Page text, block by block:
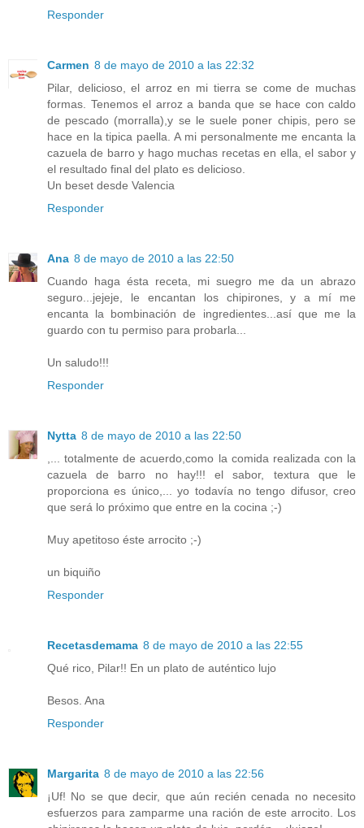
Responder
Carmen 8 de mayo de 2010 a las 22:32
Pilar, delicioso, el arroz en mi tierra se come de muchas
formas. Tenemos el arroz a banda que se hace con caldo
de pescado (morralla),y se le suele poner chipis, pero se
hace en la tipica paella. A mi personalmente me encanta la
cazuela de barro y hago muchas recetas en ella, el sabor y
el resultado final del plato es delicioso.
Un beset desde Valencia
Responder
Ana 8 de mayo de 2010 a las 22:50
Cuando haga ésta receta, mi suegro me da un abrazo
seguro...jejeje, le encantan los chipirones, y a mí me
encanta la bombinación de ingredientes...así que me la
guardo con tu permiso para probarla...
Un saludo!!!
Responder
Nytta 8 de mayo de 2010 a las 22:50
,... totalmente de acuerdo,como la comida realizada con la
cazuela de barro no hay!!! el sabor, textura que le
proporciona es único,... yo todavía no tengo difusor, creo
que será lo próximo que entre en la cocina ;-)
Muy apetitoso éste arrocito ;-)
un biquiño
Responder
Recetasdemama 8 de mayo de 2010 a las 22:55
Qué rico, Pilar!! En un plato de auténtico lujo
Besos. Ana
Responder
Margarita 8 de mayo de 2010 a las 22:56
¡Uf! No se que decir, que aún recién cenada no necesito
esfuerzos para zamparme una ración de este arrocito. Los